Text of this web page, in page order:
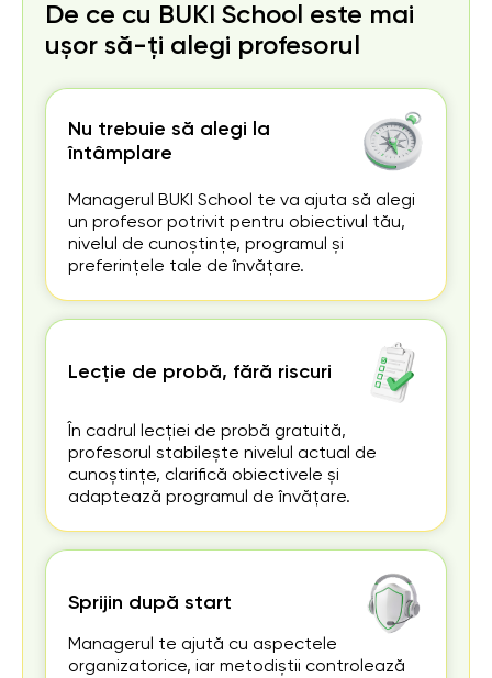
De ce cu BUKI School este mai
ușor să-ți alegi profesorul
Nu trebuie să alegi la
întâmplare
Managerul BUKI School te va ajuta să alegi
un profesor potrivit pentru obiectivul tău,
nivelul de cunoștințe, programul și
preferințele tale de învățare.
Lecție de probă, fără riscuri
În cadrul lecției de probă gratuită,
profesorul stabilește nivelul actual de
cunoștințe, clarifică obiectivele și
adaptează programul de învățare.
Sprijin după start
Managerul te ajută cu aspectele
organizatorice, iar metodiștii controlează